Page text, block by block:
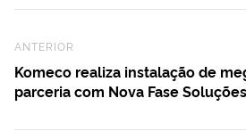
Previous Post
ANTERIOR
Komeco realiza instalação de
parceria com Nova Fase